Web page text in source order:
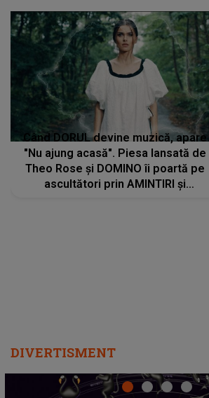
Când DORUL devine muzică, apare
"Nu ajung acasă". Piesa lansată de
Theo Rose și DOMINO îi poartă pe
ascultători prin AMINTIRI și
DIVERTISMENT